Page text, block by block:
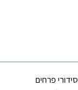
סידורי פרחים